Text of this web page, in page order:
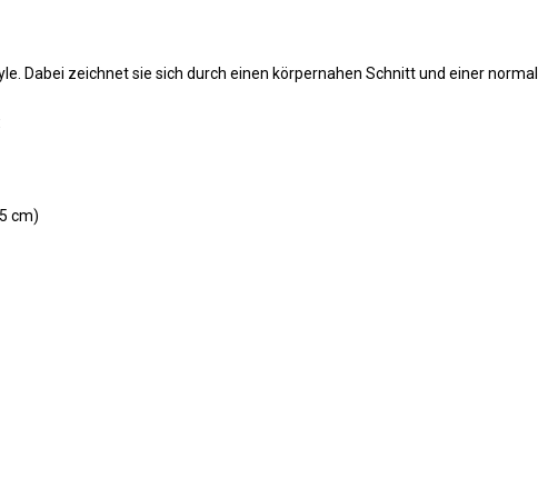
Dabei zeichnet sie sich durch einen körpernahen Schnitt und einer
cm)